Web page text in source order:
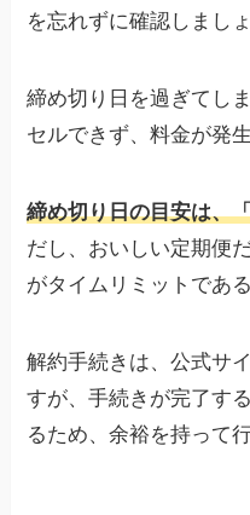
を忘れずに確認しましょ
締め切り日を過ぎてし
セルできず、料金が発
締め切り日の目安は、
だし、おいしい定期便
がタイムリミットであ
解約手続きは、公式サ
すが、手続きが完了す
るため、余裕を持って